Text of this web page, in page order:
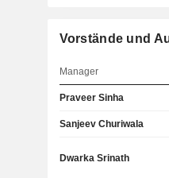
Vorstände und
Manager
Praveer Sinha
Sanjeev Churiwala
Dwarka Srinath